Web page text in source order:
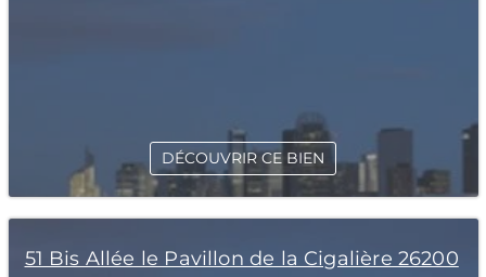
DÉCOUVRIR CE BIEN
51 Bis Allée le Pavillon de la Cigalière 26200